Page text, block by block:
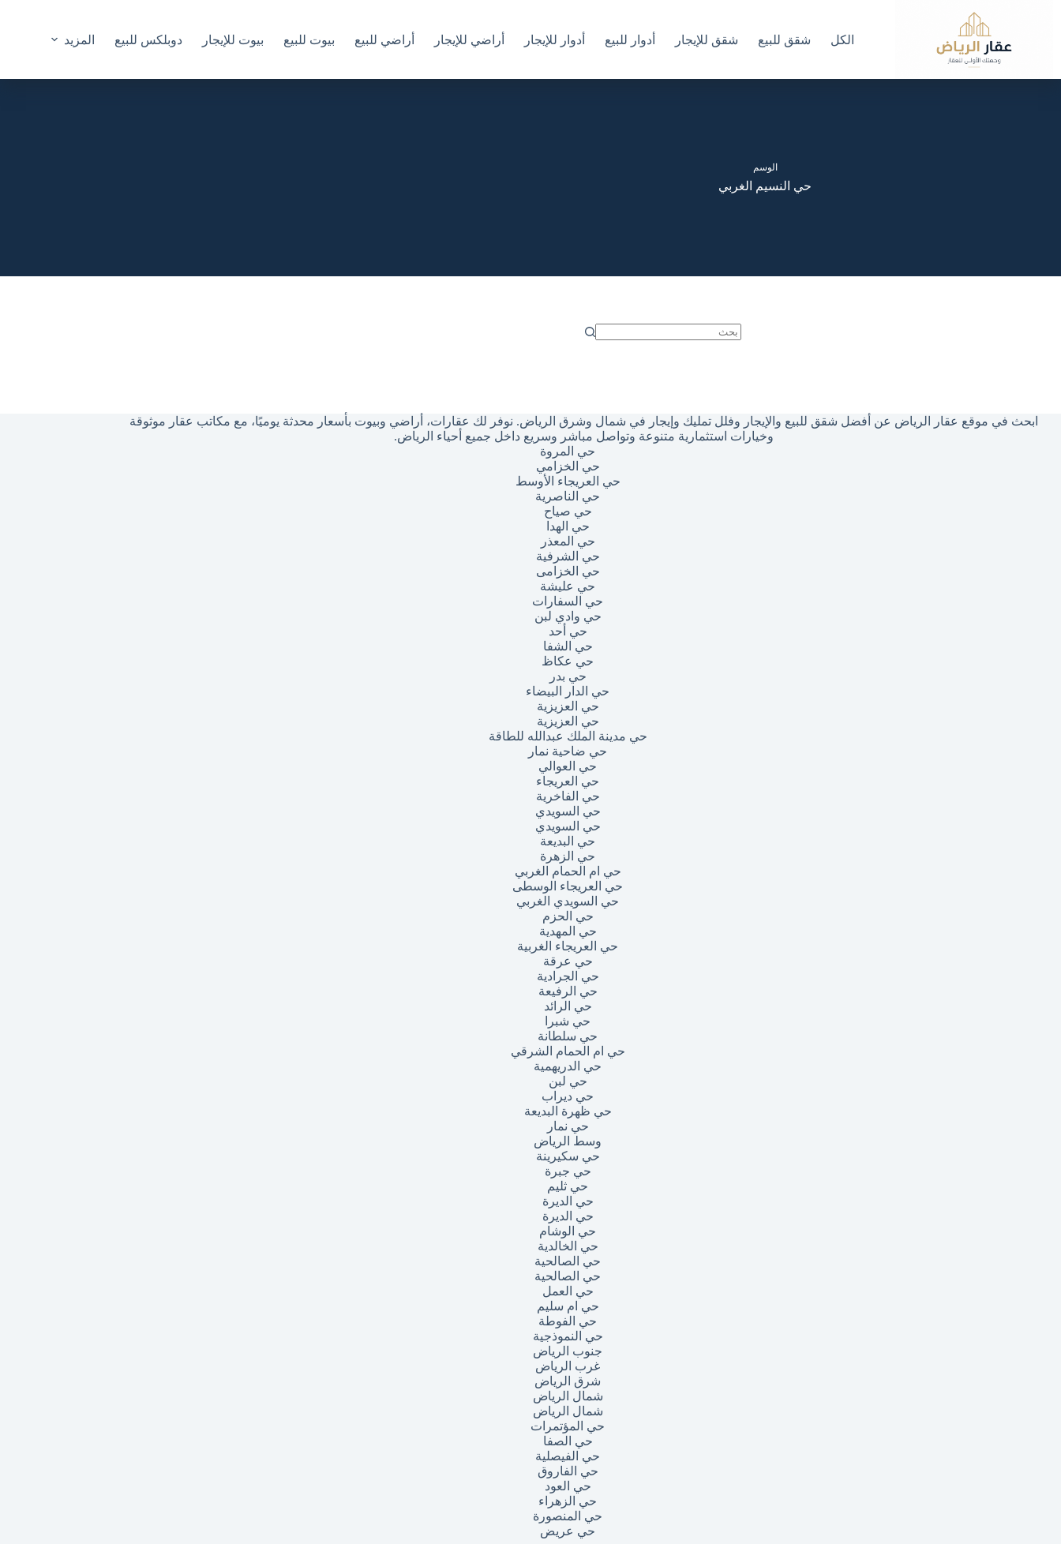
الكل شقق للبيع شقق للإيجار أدوار للبيع أدوار للإيجار أراضي للإيجار أراضي للبيع بيوت للبيع بيوت للإيجار دوبلكس للبيع المزيد
الوسم
حي النسيم الغربي
ابحث في موقع عقار الرياض عن أفضل شقق للبيع والإيجار وفلل تمليك وإيجار في شمال وشرق الرياض. نوفر لك عقارات، أراضي وبيوت بأسعار محدثة يوميًا، مع مكاتب عقار موثوقة
وخيارات استثمارية متنوعة وتواصل مباشر وسريع داخل جميع أحياء الرياض.
حي المروة
حي الخزامي
حي العريجاء الأوسط
حي الناصرية
حي صياح
حي الهدا
حي المعذر
حي الشرفية
حي الخزامى
حي عليشة
حي السفارات
حي وادي لبن
حي أحد
حي الشفا
حي عكاظ
حي بدر
حي الدار البيضاء
حي العزيزية
حي العزيزية
حي مدينة الملك عبدالله للطاقة
حي ضاحية نمار
حي العوالي
حي العريجاء
حي الفاخرية
حي السويدي
حي السويدي
حي البديعة
حي الزهرة
حي ام الحمام الغربي
حي العريجاء الوسطى
حي السويدي الغربي
حي الحزم
حي المهدية
حي العريجاء الغربية
حي عرقة
حي الجرادية
حي الرفيعة
حي الرائد
حي شبرا
حي سلطانة
حي ام الحمام الشرقي
حي الدريهمية
حي لبن
حي ديراب
حي ظهرة البديعة
حي نمار
وسط الرياض
حي سكيرينة
حي جبرة
حي ثليم
حي الديرة
حي الديرة
حي الوشام
حي الخالدية
حي الصالحية
حي الصالحية
حي العمل
حي ام سليم
حي الفوطة
حي النموذجية
جنوب الرياض
غرب الرياض
شرق الرياض
شمال الرياض
شمال الرياض
حي المؤتمرات
حي الصفا
حي الفيصلية
حي الفاروق
حي العود
حي الزهراء
حي المنصورة
حي عريض